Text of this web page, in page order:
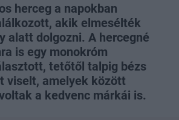
herceg a napokban
akik elmesélték
alatt dolgozni. A hercegné
is egy monokróm
tetőtől talpig bézs
viselt, amelyek között
a kedvenc márkái is.